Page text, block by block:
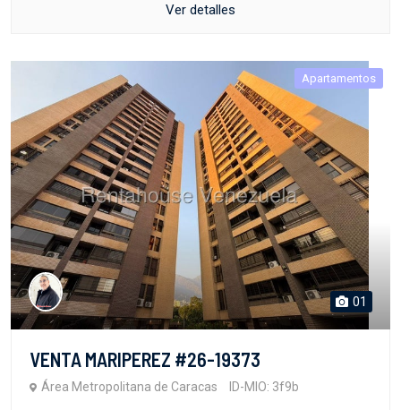
Ver detalles
Apartamentos
01
VENTA MARIPEREZ #26-19373
Área Metropolitana de Caracas ID-MIO: 3f9b